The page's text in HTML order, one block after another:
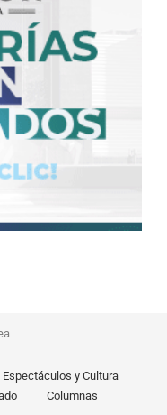
Espectáculos y Cultura
Columnas